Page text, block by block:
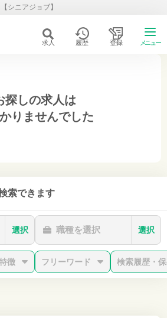
シニアジョブ】
求人 履歴 登録 メニュー
探しの求人は
りませんでした
索できます
選択 職種を選択 選択
徴 フリーワード 検索履歴・